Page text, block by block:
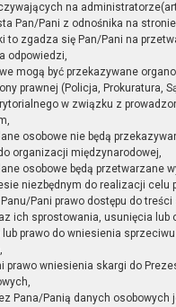
na
Pan/Pani z odnośnika na
to zgadza się Pan/Pani na
odpowiedzi,
mogą być przekazywane
prawnej (Policja, Prokuratura,
w związku z
osobowe nie będą
organizacji międzynarodowej,
osobowe będą przetwarzane
niezbędnym do realizacji celu
Panu/Pani prawo dostępu do
ich sprostowania, usunięcia lub
prawo do wniesienia
prawo wniesienia skargi do
Pana/Panią danych osobowych